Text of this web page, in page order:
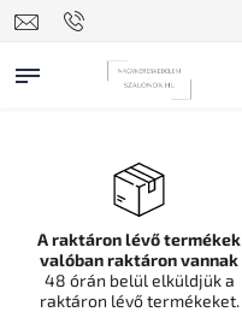
A raktáron lévő termékek
valóban raktáron vannak
48 órán belül elküldjük a
raktáron lévő termékeket.